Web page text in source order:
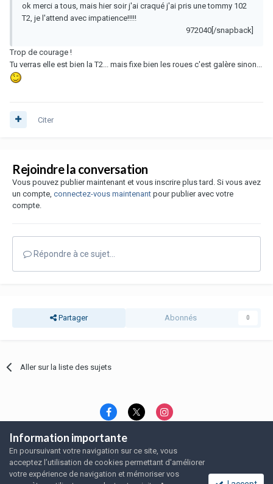
ok merci a tous, mais hier soir j'ai craqué j'ai pris une tommy 102
T2, je l'attend avec impatience!!!!!
972040[/snapback]
Trop de courage !
Tu verras elle est bien la T2... mais fixe bien les roues c'est galère sinon...
Citer
Rejoindre la conversation
Vous pouvez publier maintenant et vous inscrire plus tard. Si vous avez
un compte, connectez-vous maintenant pour publier avec votre
compte.
Répondre à ce sujet…
Partager Abonnés 0
Aller sur la liste des sujets
Langue Thème
Politique de confidentialité
Nous contacter
Nous contacter
SRFA, l'association des amoureux du rat domestique
Powered by Invision Community
Information importante
En poursuivant votre navigation sur ce site, vous
acceptez l’utilisation de cookies permettant d'améliorer
votre expérience de navigation et mémoriser vos